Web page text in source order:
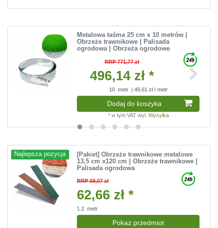
Metalowa taśma 25 cm x 10 metrów |
Obrzeże trawnikowe | Palisada
ogrodowa | Obrzeża ogrodowe
RRP 771,77 zł
496,14 zł *
10 metr | 49,61 zł / metr
Dodaj do koszyka
* w tym VATwyl. Wysylka
Najlepsza pozycja
[Pakiet] Obrzeże trawnikowe metalowe
13,5 cm x120 cm | Obrzeże trawnikowe |
Palisada ogrodowa
RRP 69,07 zł
62,66 zł *
1.2 metr
Pokaz przedmiot